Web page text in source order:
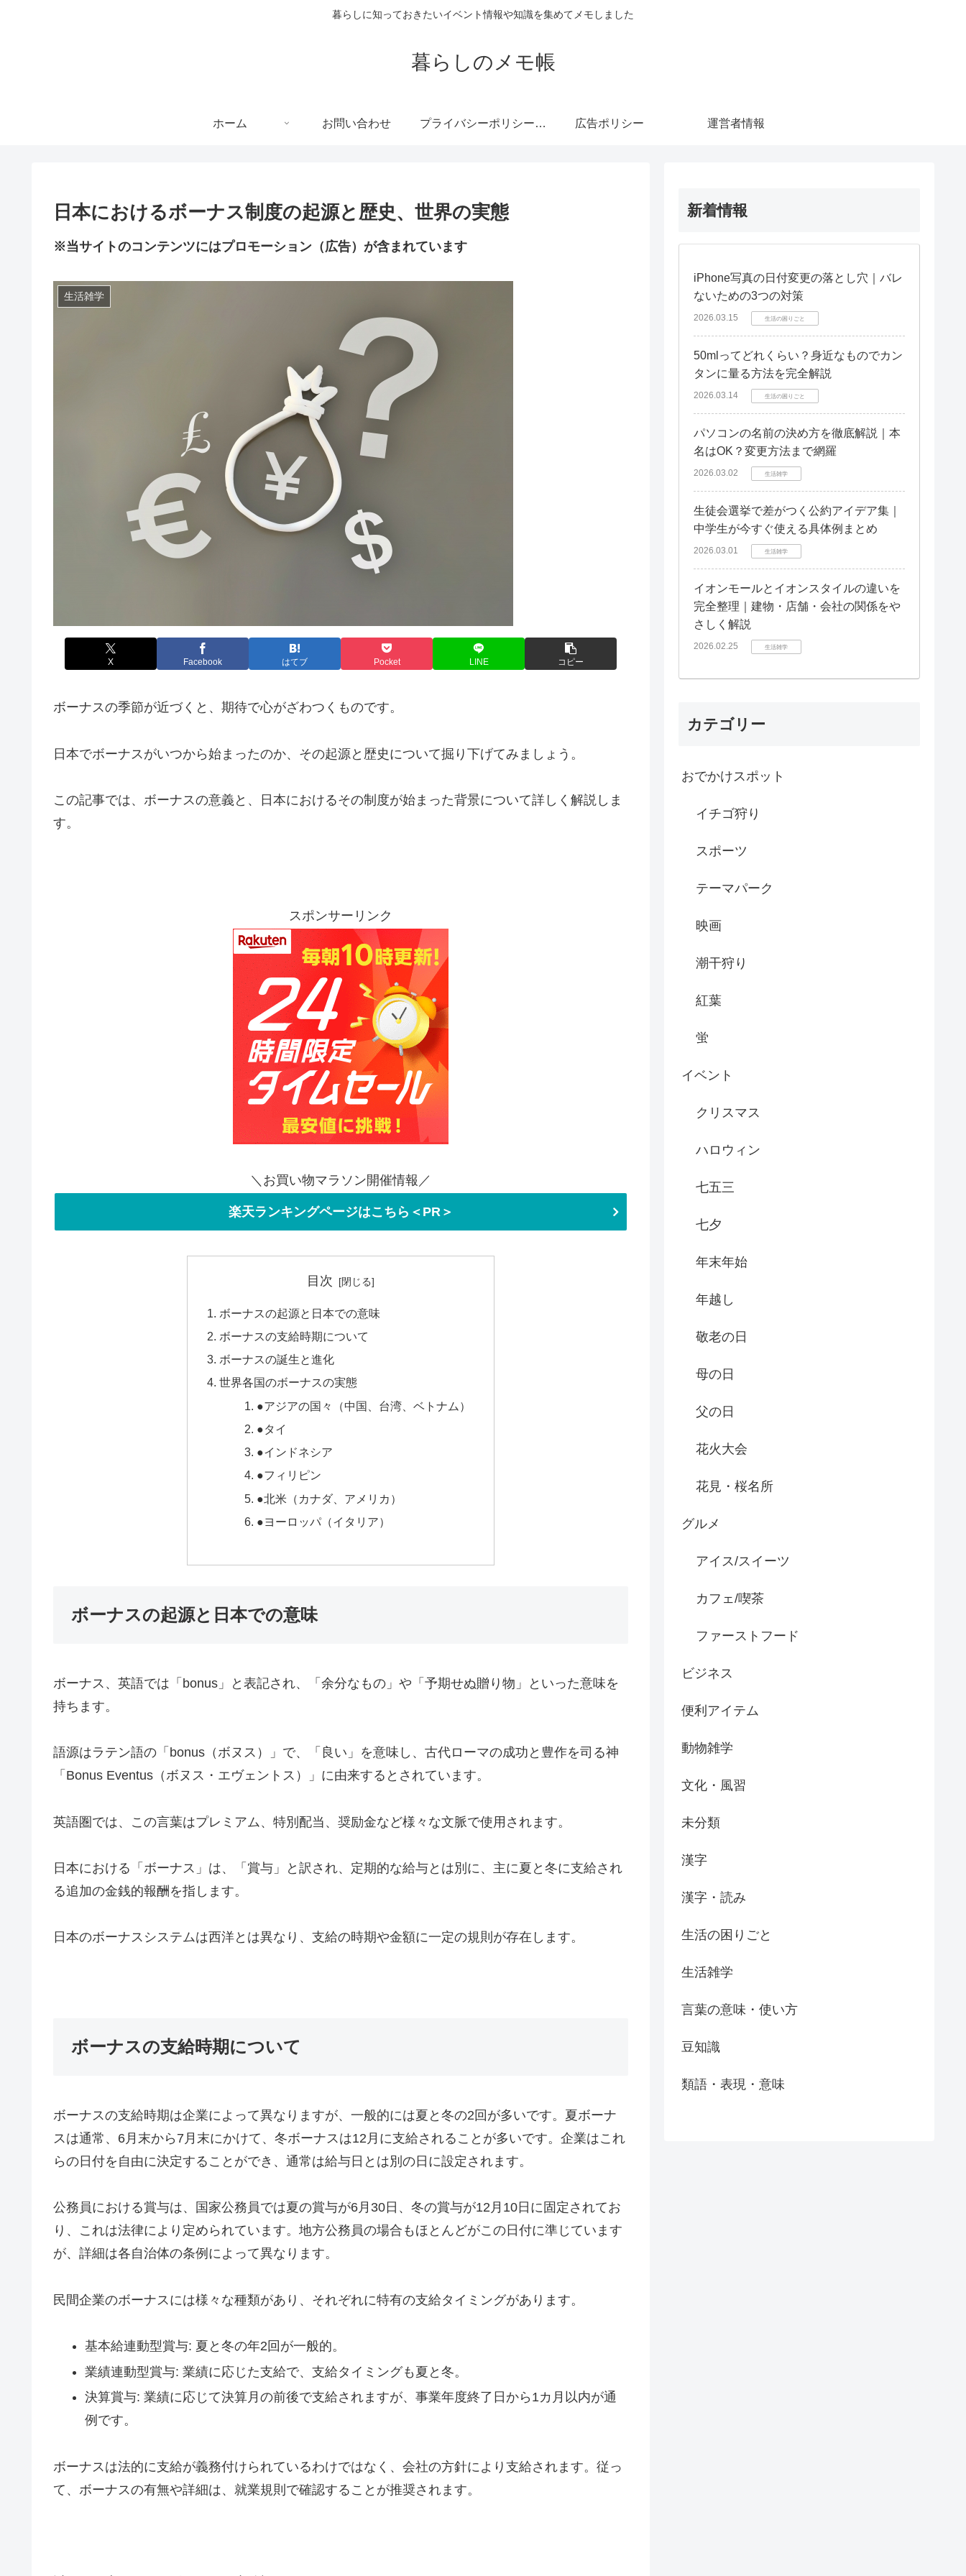
暮らしに知っておきたいイベント情報や知識を集めてメモしました
暮らしのメモ帳
ホーム お問い合わせ プライバシーポリシー・免責事項 広告ポリシー 運営者情報
日本におけるボーナス制度の起源と歴史、世界の実態
※当サイトのコンテンツにはプロモーション（広告）が含まれています
生活雑学
X Facebook はてブ Pocket LINE コピー
ボーナスの季節が近づくと、期待で心がざわつくものです。
日本でボーナスがいつから始まったのか、その起源と歴史について掘り下げてみましょう。
この記事では、ボーナスの意義と、日本におけるその制度が始まった背景について詳しく解説しま
す。
スポンサーリンク
＼お買い物マラソン開催情報／
楽天ランキングページはこちら＜PR＞
目次
ボーナスの起源と日本での意味
ボーナスの支給時期について
ボーナスの誕生と進化
世界各国のボーナスの実態
●アジアの国々（中国、台湾、ベトナム）
●タイ
●インドネシア
●フィリピン
●北米（カナダ、アメリカ）
●ヨーロッパ（イタリア）
ボーナスの起源と日本での意味
ボーナス、英語では「bonus」と表記され、「余分なもの」や「予期せぬ贈り物」といった意味を
持ちます。
語源はラテン語の「bonus（ボヌス）」で、「良い」を意味し、古代ローマの成功と豊作を司る神
「Bonus Eventus（ボヌス・エヴェントス）」に由来するとされています。
英語圏では、この言葉はプレミアム、特別配当、奨励金など様々な文脈で使用されます。
日本における「ボーナス」は、「賞与」と訳され、定期的な給与とは別に、主に夏と冬に支給され
る追加の金銭的報酬を指します。
日本のボーナスシステムは西洋とは異なり、支給の時期や金額に一定の規則が存在します。
ボーナスの支給時期について
ボーナスの支給時期は企業によって異なりますが、一般的には夏と冬の2回が多いです。夏ボーナ
スは通常、6月末から7月末にかけて、冬ボーナスは12月に支給されることが多いです。企業はこれ
らの日付を自由に決定することができ、通常は給与日とは別の日に設定されます。
公務員における賞与は、国家公務員では夏の賞与が6月30日、冬の賞与が12月10日に固定されてお
り、これは法律により定められています。地方公務員の場合もほとんどがこの日付に準じています
が、詳細は各自治体の条例によって異なります。
民間企業のボーナスには様々な種類があり、それぞれに特有の支給タイミングがあります。
基本給連動型賞与: 夏と冬の年2回が一般的。
業績連動型賞与: 業績に応じた支給で、支給タイミングも夏と冬。
決算賞与: 業績に応じて決算月の前後で支給されますが、事業年度終了日から1カ月以内が通
例です。
ボーナスは法的に支給が義務付けられているわけではなく、会社の方針により支給されます。従っ
て、ボーナスの有無や詳細は、就業規則で確認することが推奨されます。
新着情報
iPhone写真の日付変更の落とし穴｜バレ
ないための3つの対策
2026.03.15 生活の困りごと
50mlってどれくらい？身近なものでカン
タンに量る方法を完全解説
2026.03.14 生活の困りごと
パソコンの名前の決め方を徹底解説｜本
名はOK？変更方法まで網羅
2026.03.02 生活雑学
生徒会選挙で差がつく公約アイデア集｜
中学生が今すぐ使える具体例まとめ
2026.03.01 生活雑学
イオンモールとイオンスタイルの違いを
完全整理｜建物・店舗・会社の関係をや
さしく解説
2026.02.25 生活雑学
カテゴリー
おでかけスポット
イチゴ狩り
スポーツ
テーマパーク
映画
潮干狩り
紅葉
蛍
イベント
クリスマス
ハロウィン
七五三
七夕
年末年始
年越し
敬老の日
母の日
父の日
花火大会
花見・桜名所
グルメ
アイス/スイーツ
カフェ/喫茶
ファーストフード
ビジネス
便利アイテム
動物雑学
文化・風習
未分類
漢字
漢字・読み
生活の困りごと
生活雑学
言葉の意味・使い方
豆知識
類語・表現・意味